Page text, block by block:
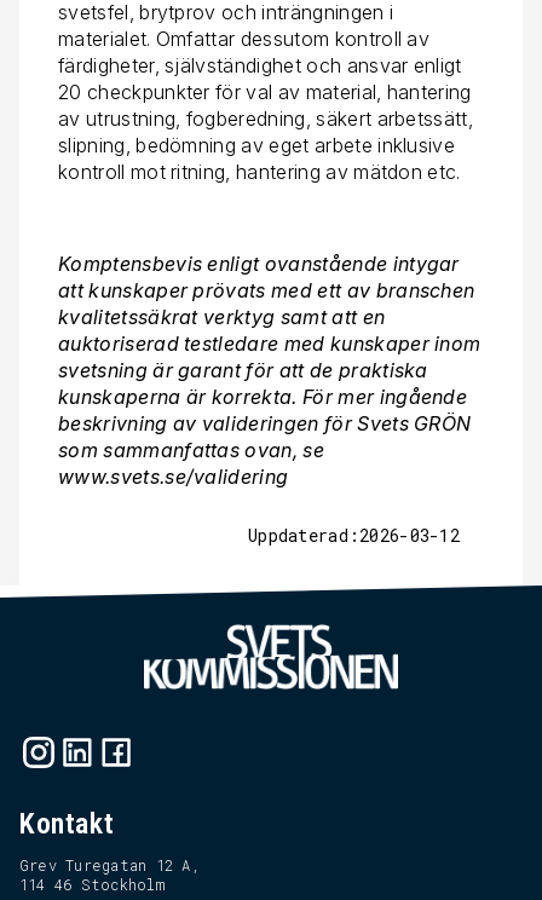
svetsfel, brytprov och inträngningen i
materialet. Omfattar dessutom kontroll av
färdigheter, självständighet och ansvar enligt
20 checkpunkter för val av material, hantering
av utrustning, fogberedning, säkert arbetssätt,
slipning, bedömning av eget arbete inklusive
kontroll mot ritning, hantering av mätdon etc.
Komptensbevis enligt ovanstående intygar
att kunskaper prövats med ett av branschen
kvalitetssäkrat verktyg samt att en
auktoriserad testledare med kunskaper inom
svetsning är garant för att de praktiska
kunskaperna är korrekta. För mer ingående
beskrivning av valideringen för Svets GRÖN
som sammanfattas ovan, se
www.svets.se/validering
Uppdaterad:2026-03-12
Kontakt
Grev Turegatan 12 A,
114 46 Stockholm